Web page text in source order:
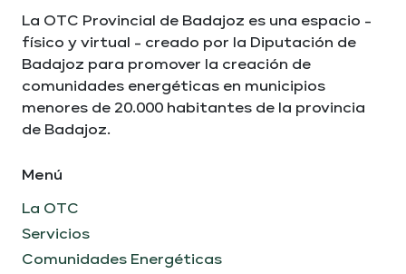
La OTC Provincial de Badajoz es una espacio -
físico y virtual - creado por la Diputación de
Badajoz para promover la creación de
comunidades energéticas en municipios
menores de 20.000 habitantes de la provincia
de Badajoz.
Menú
La OTC
Servicios
Comunidades Energéticas